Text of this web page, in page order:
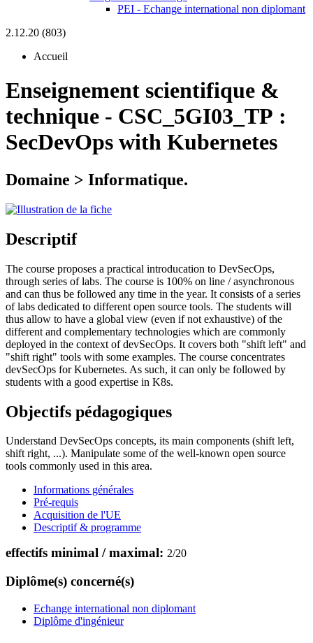
PEI - Echange international non diplomant
2.12.20 (803)
Accueil
Enseignement scientifique &
technique - CSC_5GI03_TP :
SecDevOps with Kubernetes
Domaine > Informatique.
Descriptif
The course proposes a practical introducation to DevSecOps,
through series of labs. The course is 100% on line / asynchronous
and can thus be followed any time in the year. It consists of a series
of labs dedicated to different open source tools. The students will
thus allow to have a global view (even if not exhaustive) of the
different and complementary technologies which are commonly
deployed in the context of devSecOps. It covers both "shift left" and
"shift right" tools with some examples. The course concentrates
devSecOps for Kubernetes. As such, it can only be followed by
students with a good expertise in K8s.
Objectifs pédagogiques
Understand DevSecOps concepts, its main components (shift left,
shift right, ...). Manipulate some of the well-known open source
tools commonly used in this area.
Informations générales
Pré-requis
Acquisition de l'UE
Descriptif & programme
effectifs minimal / maximal: 2/20
Diplôme(s) concerné(s)
Echange international non diplomant
Diplôme d'ingénieur